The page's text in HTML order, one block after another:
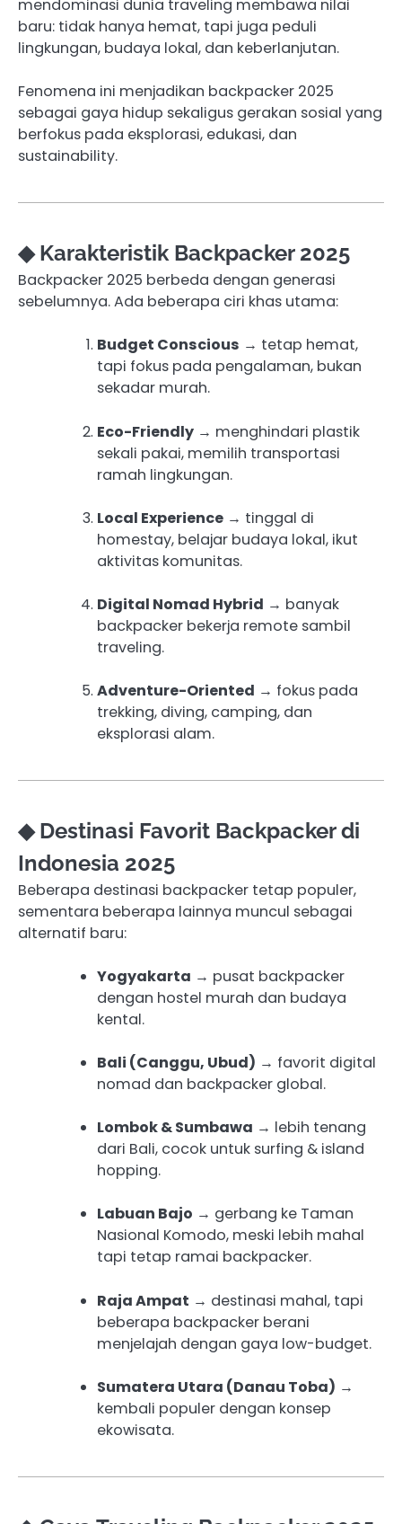
mendominasi dunia traveling membawa nilai
baru: tidak hanya hemat, tapi juga peduli
lingkungan, budaya lokal, dan keberlanjutan.
Fenomena ini menjadikan backpacker 2025
sebagai gaya hidup sekaligus gerakan sosial yang
berfokus pada eksplorasi, edukasi, dan
sustainability.
◆ Karakteristik Backpacker 2025
Backpacker 2025 berbeda dengan generasi
sebelumnya. Ada beberapa ciri khas utama:
Budget Conscious → tetap hemat,
tapi fokus pada pengalaman, bukan
sekadar murah.
Eco-Friendly → menghindari plastik
sekali pakai, memilih transportasi
ramah lingkungan.
Local Experience → tinggal di
homestay, belajar budaya lokal, ikut
aktivitas komunitas.
Digital Nomad Hybrid → banyak
backpacker bekerja remote sambil
traveling.
Adventure-Oriented → fokus pada
trekking, diving, camping, dan
eksplorasi alam.
◆ Destinasi Favorit Backpacker di
Indonesia 2025
Beberapa destinasi backpacker tetap populer,
sementara beberapa lainnya muncul sebagai
alternatif baru:
Yogyakarta → pusat backpacker
dengan hostel murah dan budaya
kental.
Bali (Canggu, Ubud) → favorit digital
nomad dan backpacker global.
Lombok & Sumbawa → lebih tenang
dari Bali, cocok untuk surfing & island
hopping.
Labuan Bajo → gerbang ke Taman
Nasional Komodo, meski lebih mahal
tapi tetap ramai backpacker.
Raja Ampat → destinasi mahal, tapi
beberapa backpacker berani
menjelajah dengan gaya low-budget.
Sumatera Utara (Danau Toba) →
kembali populer dengan konsep
ekowisata.